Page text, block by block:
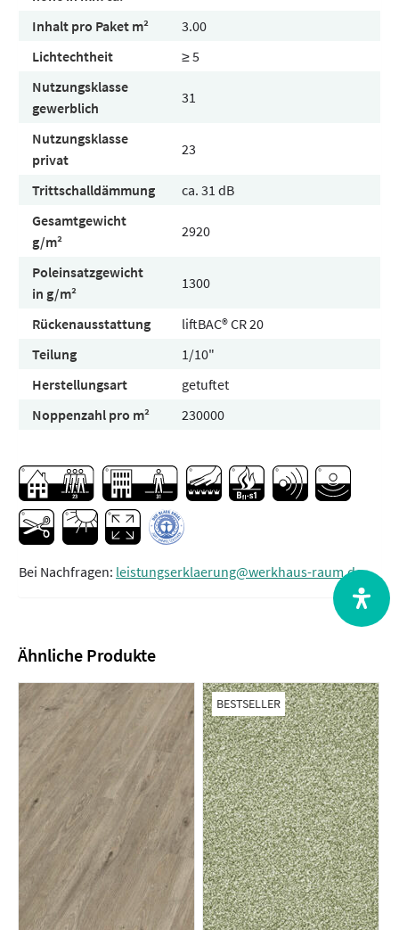
Inhalt pro Paket m²
3.00
Lichtechtheit
≥ 5
Nutzungsklasse
gewerblich
31
Nutzungsklasse
privat
23
Trittschalldämmung
ca. 31 dB
Gesamtgewicht
g/m²
2920
Poleinsatzgewicht
in g/m²
1300
Rückenausstattung
liftBAC® CR 20
Teilung
1/10"
Herstellungsart
getuftet
Noppenzahl pro m²
230000
Bei Nachfragen: leistungserklaerung@werkhaus-raum.de
Ähnliche Produkte
BESTSELLER